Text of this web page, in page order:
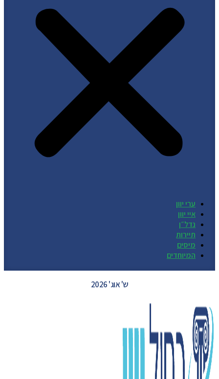
ערי יוון
איי יוון
נדל״ן
תיירות
מיסים
המיוחדים
ש' אוג' 2026